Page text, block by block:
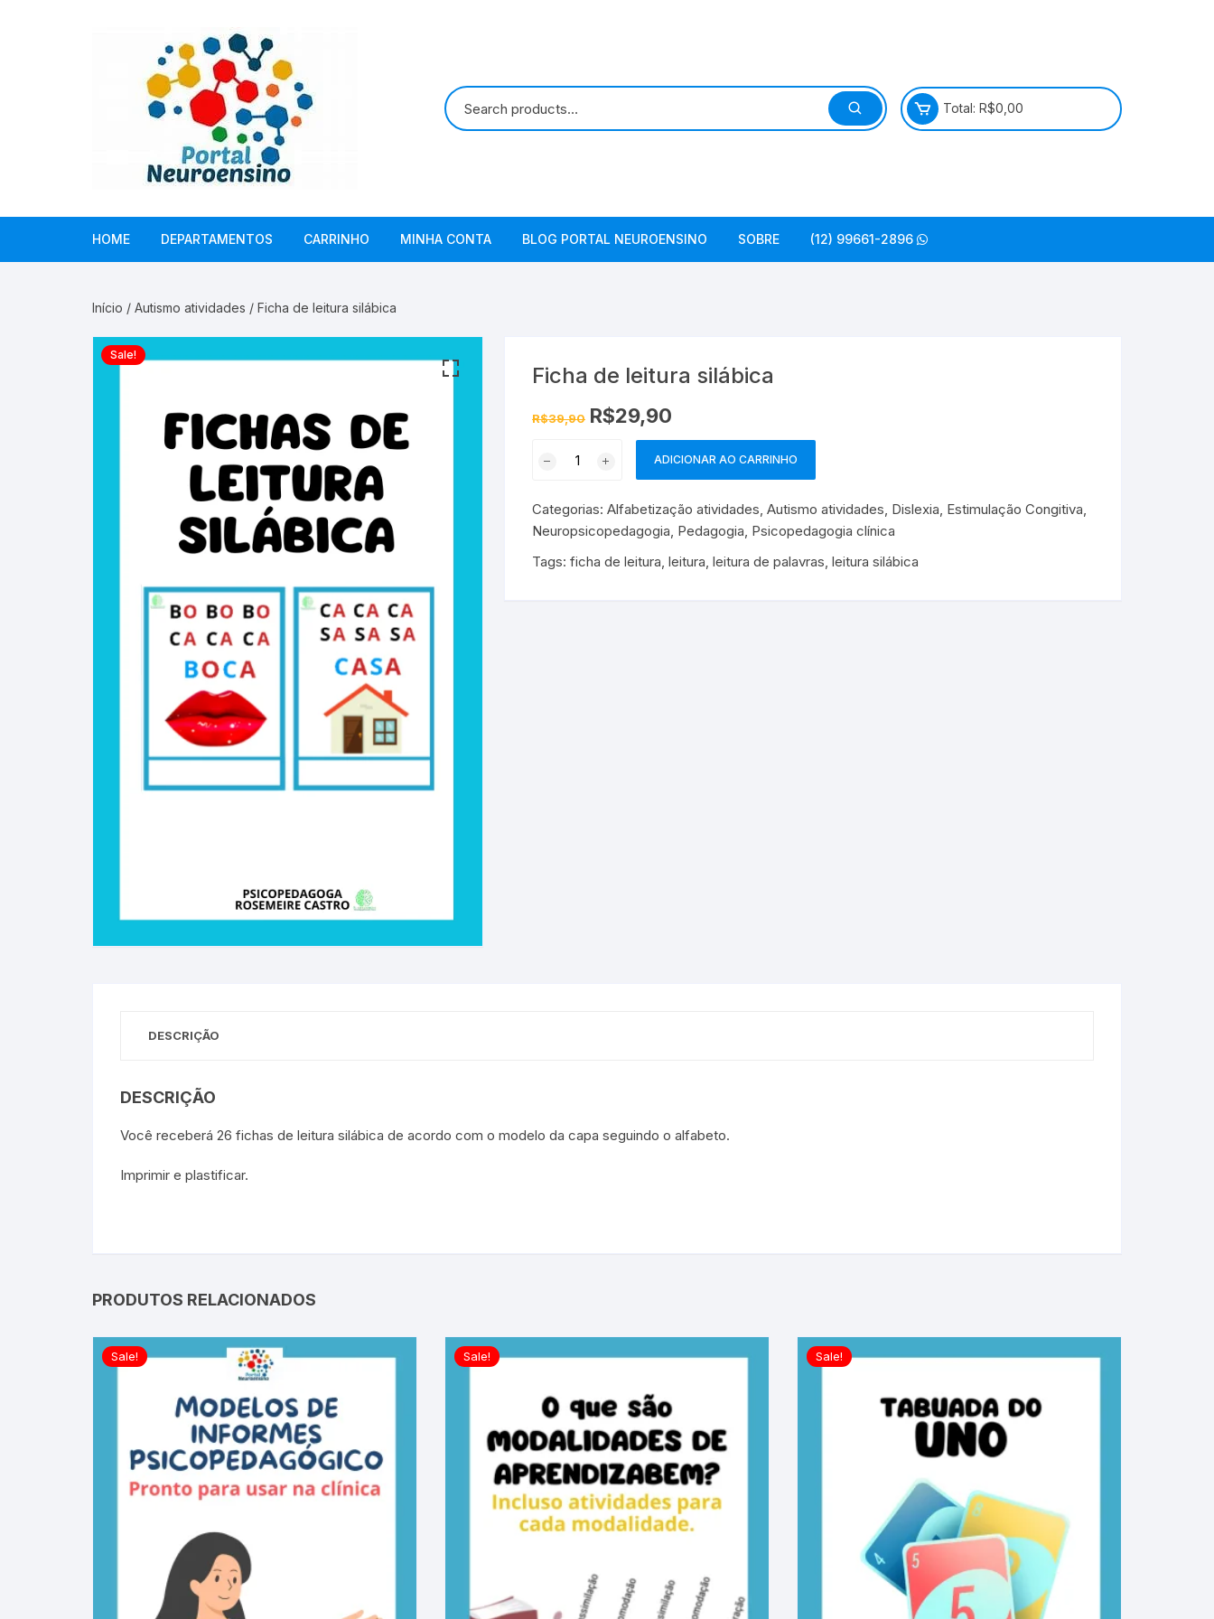
Total: R$0,00
HOME DEPARTAMENTOS CARRINHO MINHA CONTA BLOG PORTAL NEUROENSINO SOBRE (12) 99661-2896
Início / Autismo atividades / Ficha de leitura silábica
Sale!
Ficha de leitura silábica
R$39,90 O
preço
R$39,90.
R$29,90
atual
é:
R$29,90.
silábica
quantidade
ADICIONAR AO CARRINHO
Categorias: Alfabetização atividades, Autismo atividades, Dislexia, Estimulação Congitiva,
Neuropsicopedagogia, Pedagogia, Psicopedagogia clínica
Tags: ficha de leitura, leitura, leitura de palavras, leitura silábica
DESCRIÇÃO
DESCRIÇÃO
Você receberá 26 fichas de leitura silábica de acordo com o modelo da capa seguindo o alfabeto.
Imprimir e plastificar.
PRODUTOS RELACIONADOS
Sale! Sale! Sale!